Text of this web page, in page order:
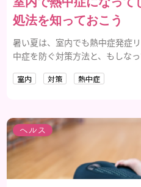
処法を知っておこう
暑い夏は、室内でも熱中症発症
中症を防ぐ対策方法と、もしな
室内 対策 熱中症
ヘルス